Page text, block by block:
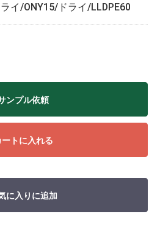
イ/ONY15/ドライ/LLDPE60
ンプル依頼
ートに入れる
に入りに追加